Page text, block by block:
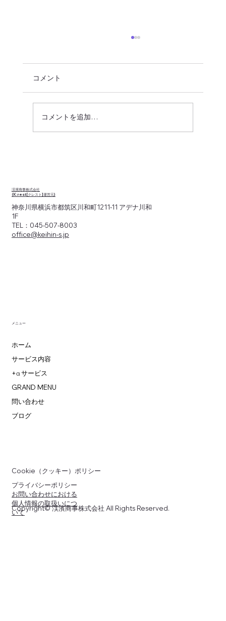
コメント
コメントを追加…
渓濱商事株式会社
(K:rest[クレスト]運営元)
神奈川県横浜市都筑区川和町1211-11 アデナ川和
1F
TEL：045-507-8003
office@keihin-s.jp
メニュー
ホーム
サービス内容
+α サービス
GRAND MENU
問い合わせ
ブログ
Cookie（クッキー）ポリシー
プライバシーポリシー
お問い合わせにおける
個人情報の取扱いにつ
いて
Copyright© 渓濱商事株式会社 All Rights Reserved.